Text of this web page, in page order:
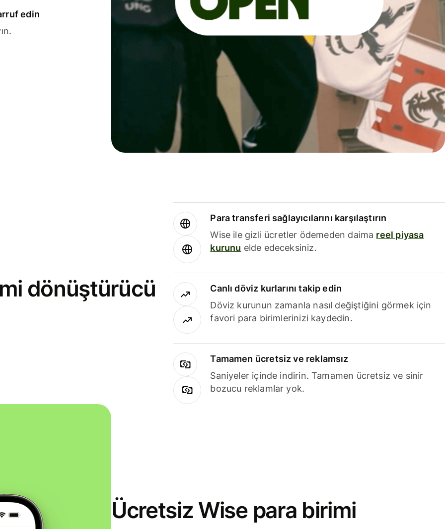
edin
dönüştürücü
Para transferi sağlayıcılarını karşılaştırın
Wise ile gizli ücretler ödemeden daima reel piyasa
kurunu elde edeceksiniz.
Canlı döviz kurlarını takip edin
Döviz kurunun zamanla nasıl değiştiğini görmek için
favori para birimlerinizi kaydedin.
Tamamen ücretsiz ve reklamsız
Saniyeler içinde indirin. Tamamen ücretsiz ve sinir
bozucu reklamlar yok.
Ücretsiz Wise para birimi